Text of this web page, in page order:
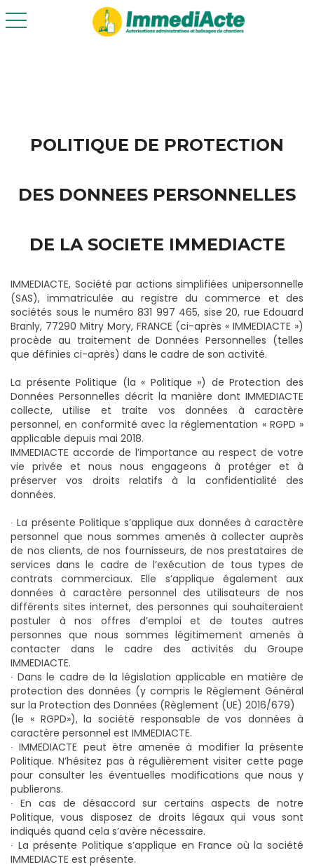
toggle navigation
POLITIQUE DE PROTECTION
DES DONNEES PERSONNELLES
DE LA SOCIETE IMMEDIACTE
IMMEDIACTE, Société par actions simplifiées unipersonnelle
(SAS), immatriculée au registre du commerce et des
sociétés sous le numéro 831 997 465, sise 20, rue Edouard
Branly, 77290 Mitry Mory, FRANCE (ci-après « IMMEDIACTE »)
procède au traitement de Données Personnelles (telles
que définies ci-après) dans le cadre de son activité.
La présente Politique (la « Politique ») de Protection des
Données Personnelles décrit la manière dont IMMEDIACTE
collecte, utilise et traite vos données à caractère
personnel, en conformité avec la réglementation « RGPD »
applicable depuis mai 2018.
IMMEDIACTE accorde de l’importance au respect de votre
vie privée et nous nous engageons à protéger et à
préserver vos droits relatifs à la confidentialité des
données.
∙ La présente Politique s’applique aux données à caractère
personnel que nous sommes amenés à collecter auprès
de nos clients, de nos fournisseurs, de nos prestataires de
services dans le cadre de l’exécution de tous types de
contrats commerciaux. Elle s’applique également aux
données à caractère personnel des utilisateurs de nos
différents sites internet, des personnes qui souhaiteraient
postuler à nos offres d’emploi et de toutes autres
personnes que nous sommes légitimement amenés à
contacter dans le cadre des activités du Groupe
IMMEDIACTE.
∙ Dans le cadre de la législation applicable en matière de
protection des données (y compris le Règlement Général
sur la Protection des Données (Règlement (UE) 2016/679)
(le « RGPD»), la société responsable de vos données à
caractère personnel est IMMEDIACTE.
∙ IMMEDIACTE peut être amenée à modifier la présente
Politique. N’hésitez pas à régulièrement visiter cette page
pour consulter les éventuelles modifications que nous y
publierons.
∙ En cas de désaccord sur certains aspects de notre
Politique, vous disposez de droits légaux qui vous sont
indiqués quand cela s’avère nécessaire.
∙ La présente Politique s’applique en France où la société
IMMEDIACTE est présente.